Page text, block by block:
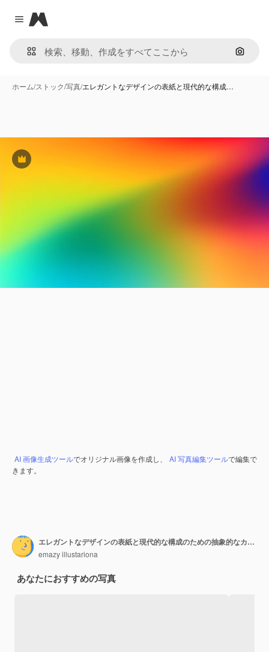
Close menu
Magnific
画像で
ホーム/ストック/写真/エレガントなデザインの表紙と現代的な構成…
Premium
AI 画像生成ツールでオリジナル画像を作成し、 AI 写真編集ツールで編集で
きます。
エレガントなデザインの表紙と現代的な構成のための抽象的なカラフルな背景
emazy illustariona
あなたにおすすめの写真